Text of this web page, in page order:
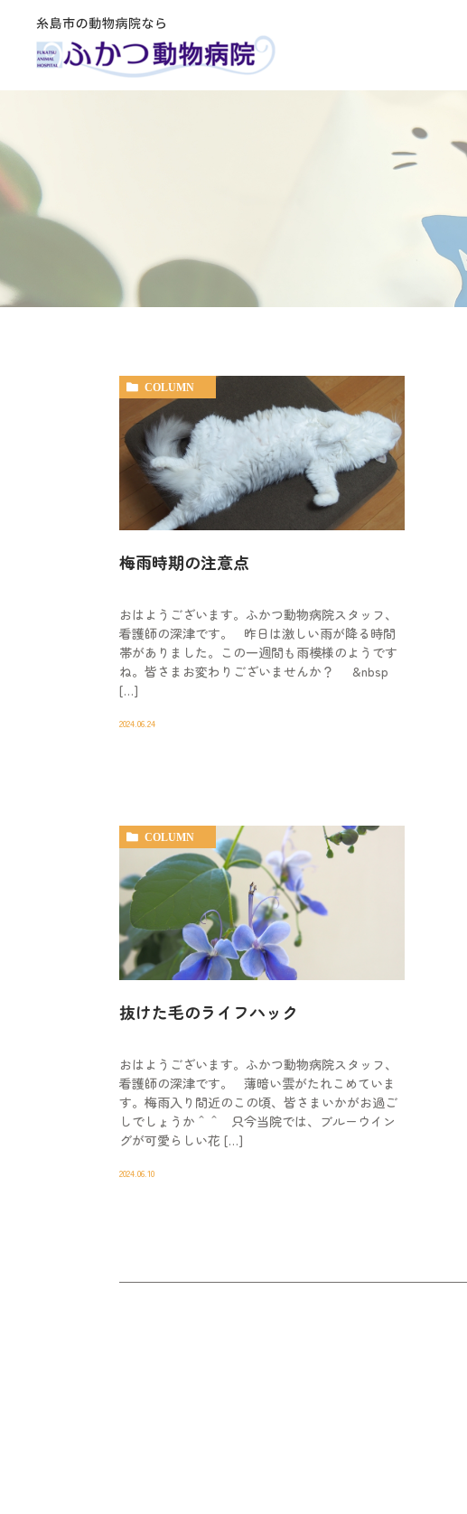
COLUMN
梅雨時期の注意点
おはようございます。ふかつ動物病院スタッフ、
看護師の深津です。 昨日は激しい雨が降る時間
帯がありました。この一週間も雨模様のようです
ね。皆さまお変わりございませんか？ &nbsp
[…]
2024.06.24
COLUMN
抜けた毛のライフハック
おはようございます。ふかつ動物病院スタッフ、
看護師の深津です。 薄暗い雲がたれこめていま
す。梅雨入り間近のこの頃、皆さまいかがお過ご
しでしょうか＾＾ 只今当院では、ブルーウイン
グが可愛らしい花 […]
2024.06.10